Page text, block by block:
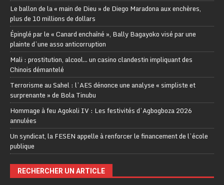
Le ballon de la « main de Dieu » de Diego Maradona aux enchères,
plus de 10 millions de dollars
Épinglé par le « Canard enchaîné », Bally Bagayoko visé par une
plainte d’une asso anticorruption
Mali : prostitution, alcool… un casino clandestin impliquant des
Chinois démantelé
Terrorisme au Sahel : l’AES dénonce une analyse « simpliste et
surprenante » de Bola Tinubu
Hommage à feu Agokoli IV : Les festivités d’Agbogboza 2026
annulées
Un syndicat, la FESEN appelle à renforcer le financement de l’école
publique
RECHERCHER UN ARTICLE